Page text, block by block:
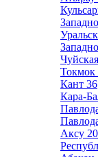
Уральск
Токмок
Кант 36
Кара-
Аксу 20